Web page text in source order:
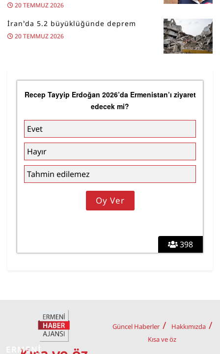
20 TEMMUZ 2026
İran’da 5.2 büyüklüğünde deprem
20 TEMMUZ 2026
398
Recep Tayyip Erdoğan 2026’da Ermenistan’ı ziyaret
edecek mi?
Evet
Hayır
Tahmin edilemez
Güncel Haberler
Hakkımızda
Kısa ve öz
ERMENİ